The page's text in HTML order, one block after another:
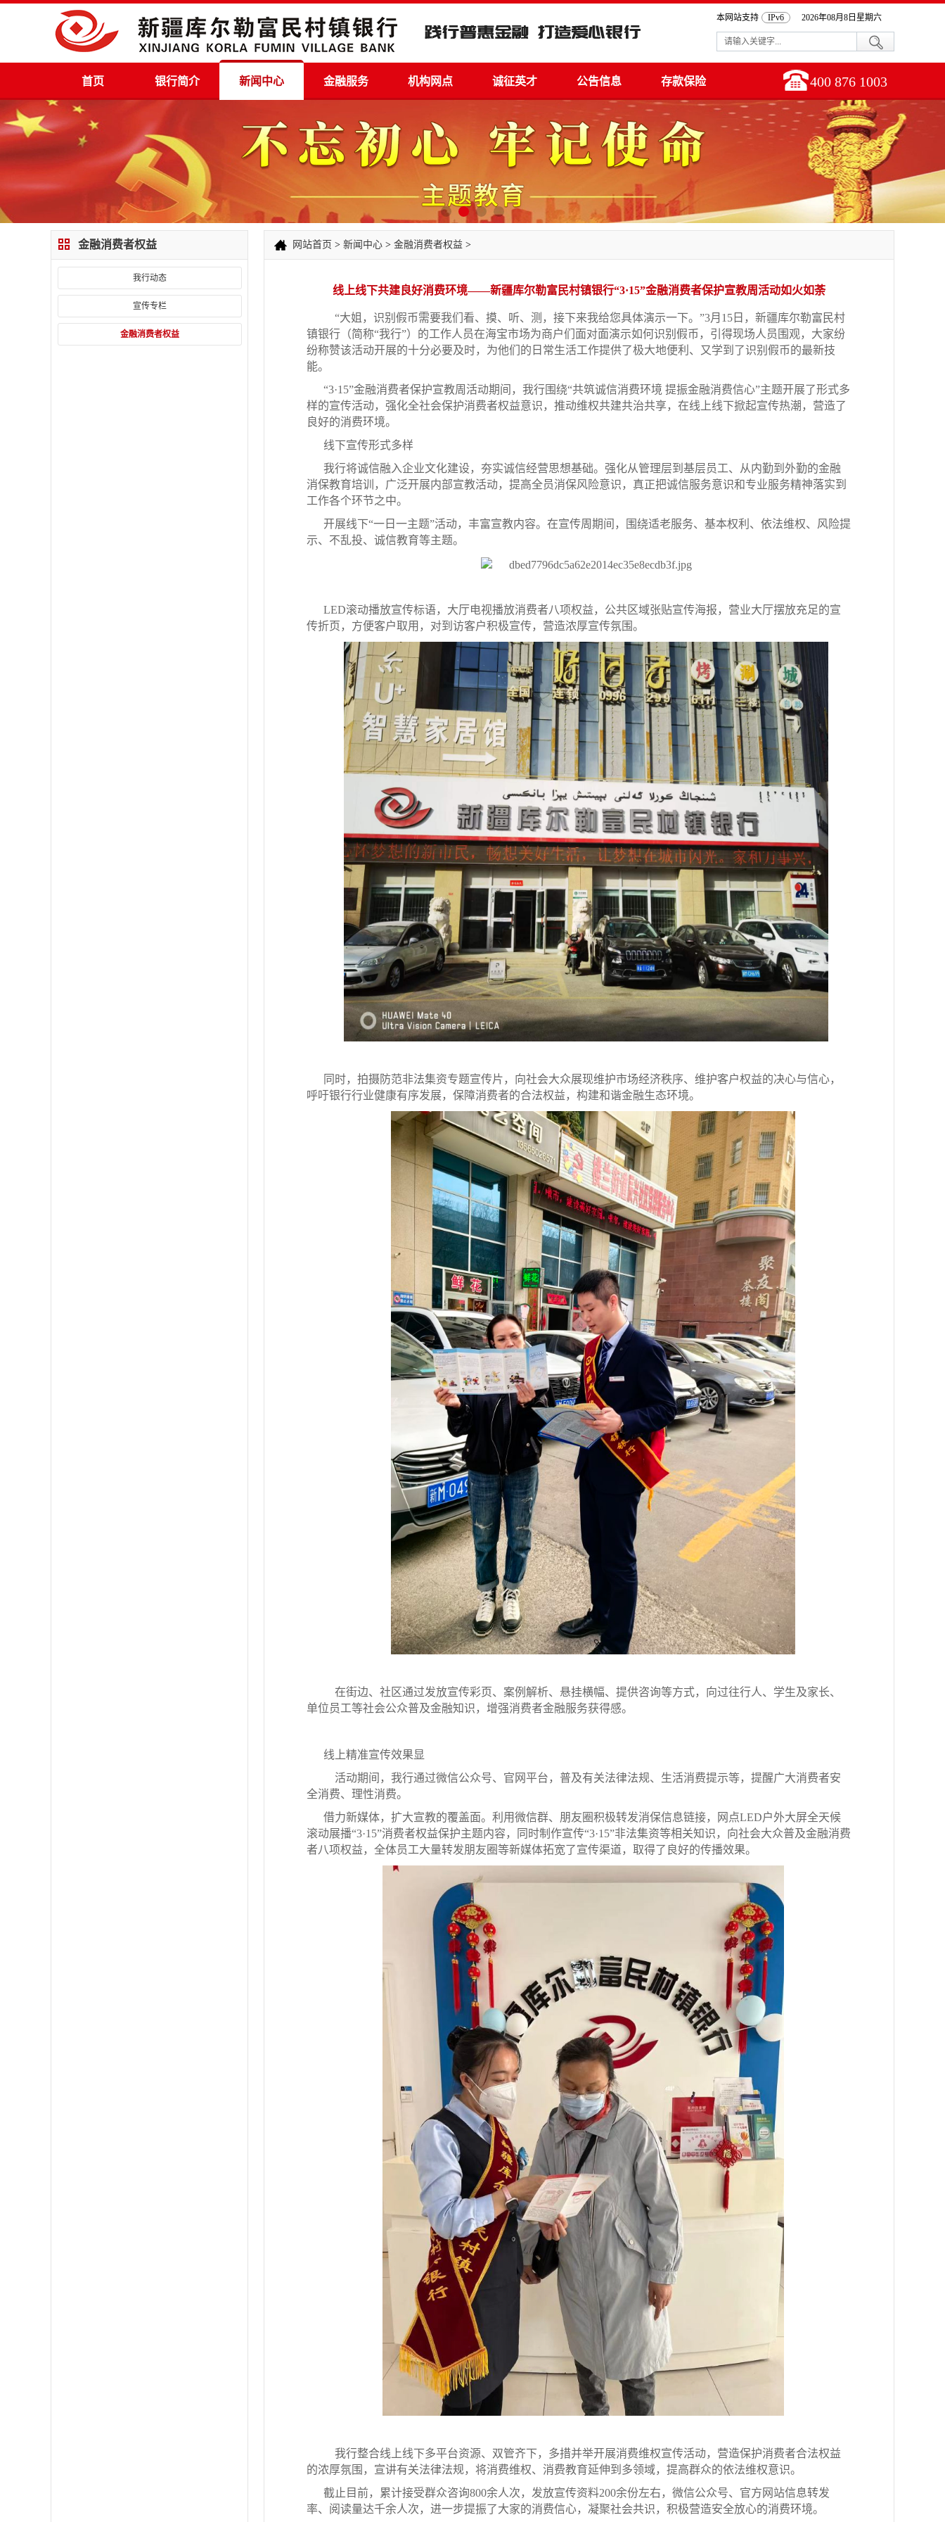
本网站支持 IPv6 2026年08月8日星期六
首页 银行简介 新闻中心 金融服务 机构网点 诚征英才 公告信息 存款保险 400 876 1003
金融消费者权益
我行动态
宣传专栏
金融消费者权益
网站首页 > 新闻中心 > 金融消费者权益 >
线上线下共建良好消费环境——新疆库尔勒富民村镇银行“3·15”金融消费者保护宣教周活动如火如荼
“大姐，识别假币需要我们看、摸、听、测，接下来我给您具体演示一下。”3月15日，新疆库尔勒富民村
镇银行（简称“我行”）的工作人员在海宝市场为商户们面对面演示如何识别假币，引得现场人员围观，大家纷
纷称赞该活动开展的十分必要及时，为他们的日常生活工作提供了极大地便利、又学到了识别假币的最新技
能。
“3·15”金融消费者保护宣教周活动期间，我行围绕“共筑诚信消费环境 提振金融消费信心”主题开展了形式多
样的宣传活动，强化全社会保护消费者权益意识，推动维权共建共治共享，在线上线下掀起宣传热潮，营造了
良好的消费环境。
线下宣传形式多样
我行将诚信融入企业文化建设，夯实诚信经营思想基础。强化从管理层到基层员工、从内勤到外勤的金融
消保教育培训，广泛开展内部宣教活动，提高全员消保风险意识，真正把诚信服务意识和专业服务精神落实到
工作各个环节之中。
开展线下“一日一主题”活动，丰富宣教内容。在宣传周期间，围绕适老服务、基本权利、依法维权、风险提
示、不乱投、诚信教育等主题。
LED滚动播放宣传标语，大厅电视播放消费者八项权益，公共区域张贴宣传海报，营业大厅摆放充足的宣
传折页，方便客户取用，对到访客户积极宣传，营造浓厚宣传氛围。
同时，拍摄防范非法集资专题宣传片，向社会大众展现维护市场经济秩序、维护客户权益的决心与信心，
呼吁银行行业健康有序发展，保障消费者的合法权益，构建和谐金融生态环境。
在街边、社区通过发放宣传彩页、案例解析、悬挂横幅、提供咨询等方式，向过往行人、学生及家长、
单位员工等社会公众普及金融知识，增强消费者金融服务获得感。
线上精准宣传效果显
活动期间，我行通过微信公众号、官网平台，普及有关法律法规、生活消费提示等，提醒广大消费者安
全消费、理性消费。
借力新媒体，扩大宣教的覆盖面。利用微信群、朋友圈积极转发消保信息链接，网点LED户外大屏全天候
滚动展播“3·15”消费者权益保护主题内容，同时制作宣传“3·15”非法集资等相关知识，向社会大众普及金融消费
者八项权益，全体员工大量转发朋友圈等新媒体拓宽了宣传渠道，取得了良好的传播效果。
我行整合线上线下多平台资源、双管齐下，多措并举开展消费维权宣传活动，营造保护消费者合法权益
的浓厚氛围，宣讲有关法律法规，将消费维权、消费教育延伸到多领域，提高群众的依法维权意识。
截止目前，累计接受群众咨询800余人次，发放宣传资料200余份左右，微信公众号、官方网站信息转发
率、阅读量达千余人次，进一步提振了大家的消费信心，凝聚社会共识，积极营造安全放心的消费环境。